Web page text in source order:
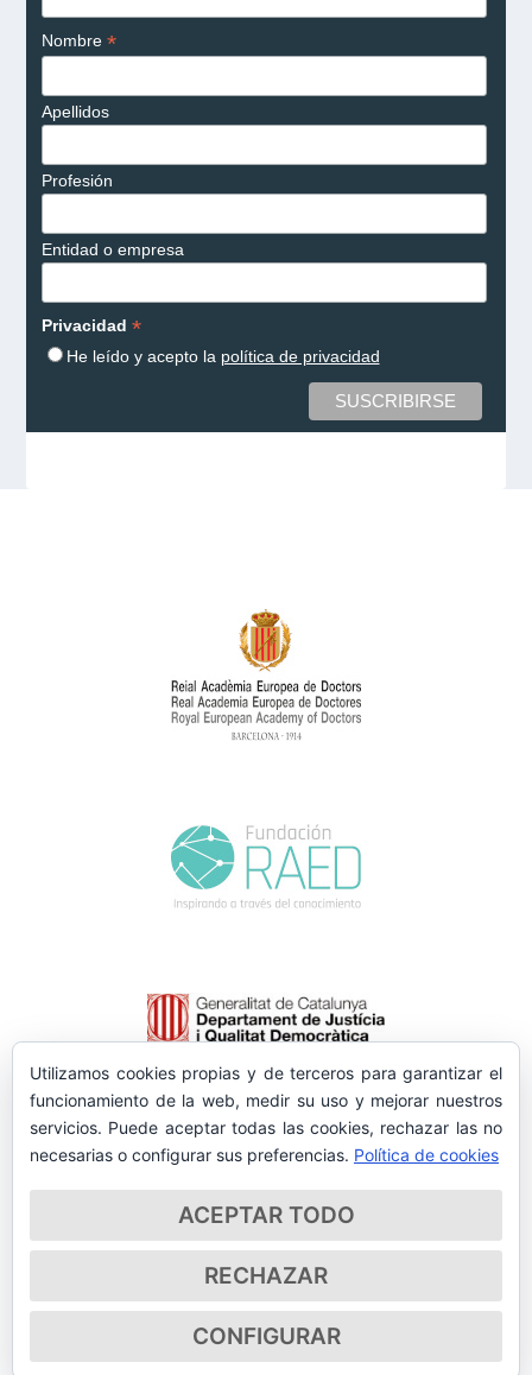
Nombre *
Apellidos
Profesión
Entidad o empresa
Privacidad *
He leído y acepto la política de privacidad
Utilizamos cookies propias y de terceros para garantizar el
funcionamiento de la web, medir su uso y mejorar nuestros
servicios. Puede aceptar todas las cookies, rechazar las no
necesarias o configurar sus preferencias. Política de cookies
ACEPTAR TODO
RECHAZAR
CONFIGURAR